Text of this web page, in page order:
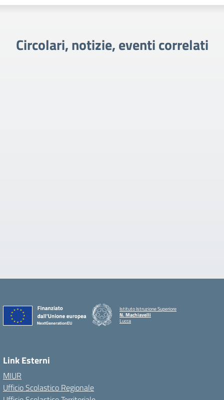
Circolari, notizie, eventi correlati
Istituto Istruzione Superiore
N. Machiavelli
Lucca
Link Esterni
MIUR
Ufficio Scolastico Regionale